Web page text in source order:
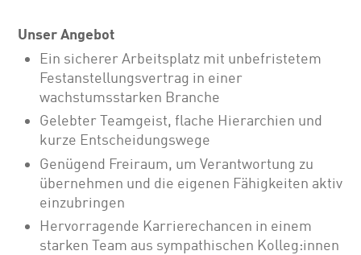
Unser Angebot
Ein sicherer Arbeitsplatz mit unbefristetem
Festanstellungsvertrag in einer
wachstumsstarken Branche
Gelebter Teamgeist, flache Hierarchien und
kurze Entscheidungswege
Genügend Freiraum, um Verantwortung zu
übernehmen und die eigenen Fähigkeiten aktiv
einzubringen
Hervorragende Karrierechancen in einem
starken Team aus sympathischen Kolleg:innen